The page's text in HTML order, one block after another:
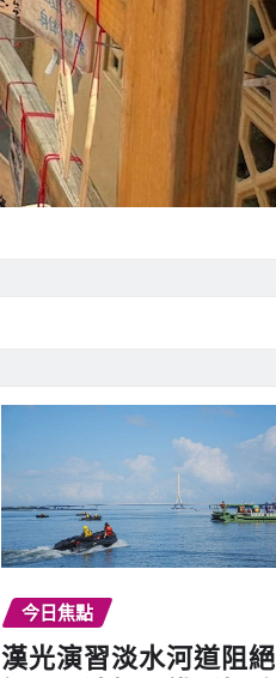
今日焦點
漢光演習淡水河道阻絕